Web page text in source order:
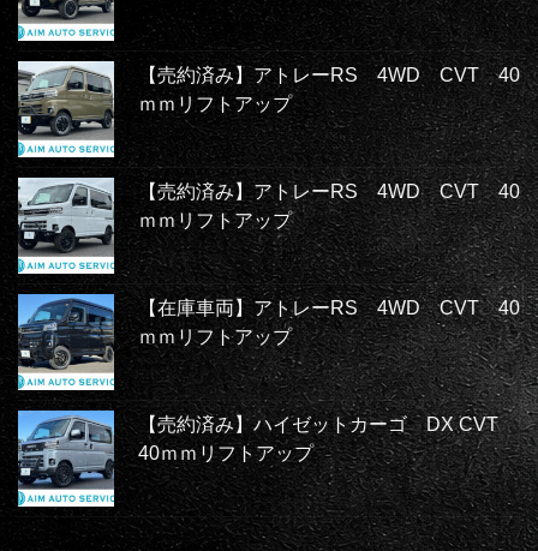
【売約済み】アトレーRS 4WD CVT 40
ｍｍリフトアップ
【売約済み】アトレーRS 4WD CVT 40
ｍｍリフトアップ
【在庫車両】アトレーRS 4WD CVT 40
ｍｍリフトアップ
【売約済み】ハイゼットカーゴ DX CVT
40ｍｍリフトアップ